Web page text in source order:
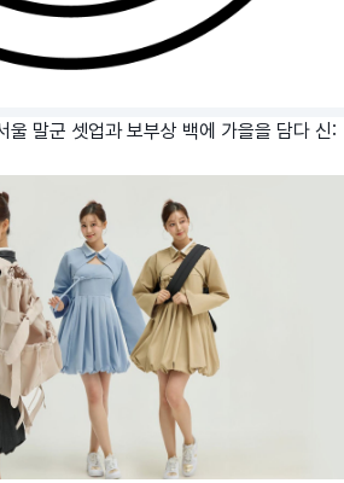
말군 셋업과 보부상 백에 가을을 담다 신: